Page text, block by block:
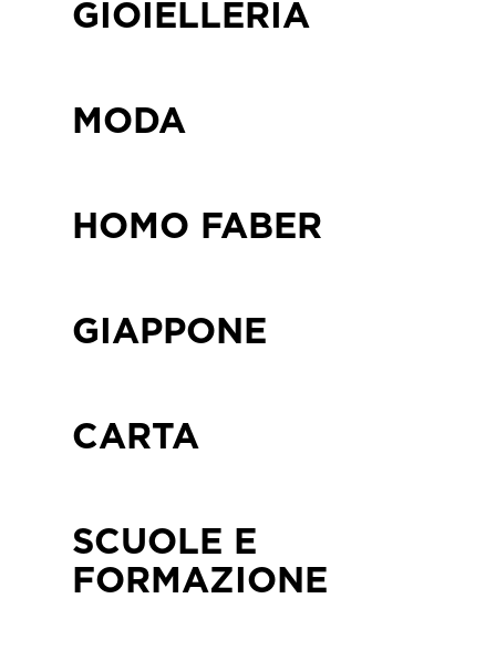
GIOIELLERIA
MODA
HOMO FABER
GIAPPONE
CARTA
SCUOLE E
FORMAZIONE